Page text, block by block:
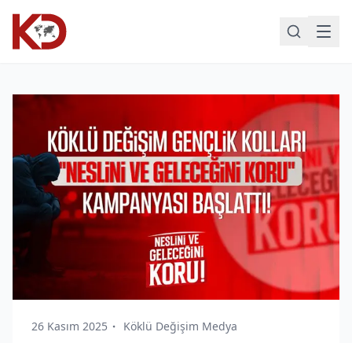
26 Kasım 2025 Köklü Değişim Medya